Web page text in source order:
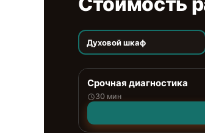
Духовой шкаф
Срочная диагностика
30 мин